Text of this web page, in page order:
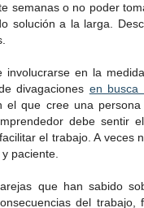
semanas o no poder
solución a la larga.
involucrarse en la
divagaciones en busca
el que cree una
debe sentir
el trabajo. A veces
paciente.
que han sabido
del trabajo,